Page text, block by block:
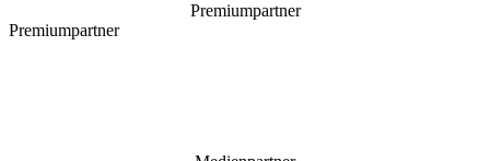
Premiumpartner
Premiumpartner